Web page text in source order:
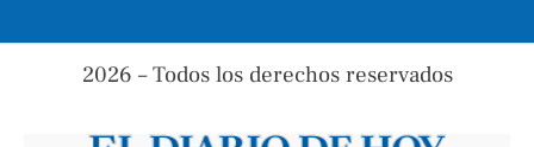
2026 – Todos los derechos reservados